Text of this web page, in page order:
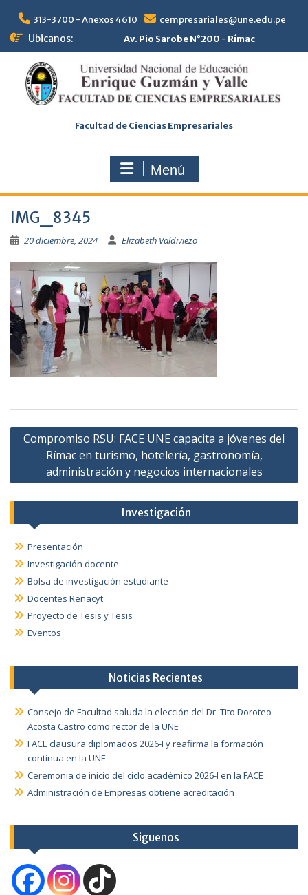
contenido
313-3700 - Anexos 4610 cempresariales@une.edu.pe
Ubicanos: Av. Pio Sarobe N°200 - Rímac
Facultad de Ciencias Empresariales
Menú
IMG_8345
20 diciembre, 2024 Elizabeth Valdiviezo
Navegación
entradas
Compromiso RSU: FACE UNE capacita a jóvenes del
Rímac en turismo, hotelería, gastronomía,
administración y negocios internacionales
Investigación
Presentación
Investigación docente
Bolsa de investigación estudiante
Docentes Renacyt
Proyecto de Tesis y Tesis
Eventos
Noticias Recientes
Consejo de Facultad saluda la elección del Dr. Tito Doroteo
Acosta Castro como rector de la UNE
FACE clausura diplomados 2026-I y reafirma la formación
continua en la UNE
Ceremonia de inicio del ciclo académico 2026-I en la FACE
Administración de Empresas obtiene acreditación
Siguenos